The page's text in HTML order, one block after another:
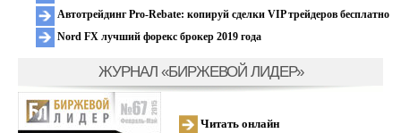
Автотрейдинг Pro-Rebate: копируй сделки VIP трейдеров бесплатно
Nord FX лучший форекс брокер 2019 года
ЖУРНАЛ «БИРЖЕВОЙ ЛИДЕР»
Читать онлайн